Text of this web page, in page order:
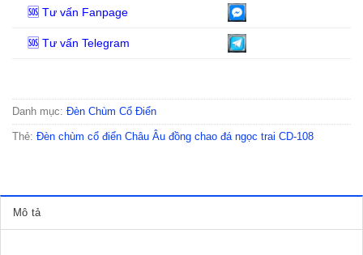
🆘 Tư vấn Fanpage
🆘 Tư vấn Telegram
Danh mục: Đèn Chùm Cổ Điển
Thẻ: Đèn chùm cổ điển Châu Âu đồng chao đá ngọc trai CD-108
Mô tả